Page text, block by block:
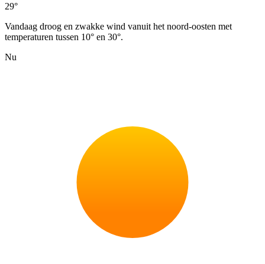
29°
Vandaag droog en zwakke wind vanuit het noord-oosten met
temperaturen tussen 10° en 30°.
Nu